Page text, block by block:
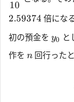
10
2.59374 倍にな
初の預金を y0 と
作を n 回行った